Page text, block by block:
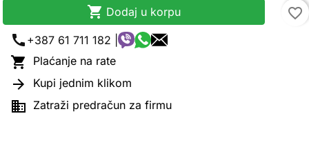
 Dodaj u korpu
favorite_border
call +387 61 711 182 |
 Plaćanje na rate
 Kupi jednim klikom
 Zatraži predračun za firmu